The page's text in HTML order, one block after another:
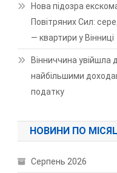
Нова підозра
Повітряних Сил:
— квартири у Вінниці
Вінниччина увійшла
найбільшими
податку
НОВИНИ ПО
Серпень 2026